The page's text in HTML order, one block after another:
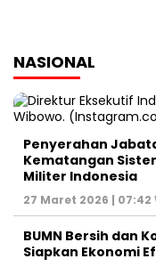
NASIONAL
Penyerahan
Kematangan
Militer Indonesia
27 Maret 2026 | 07:42
BUMN Bersih dan
Siapkan Ekonomi